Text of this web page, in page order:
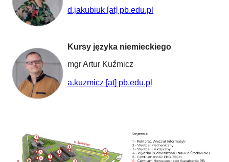
d.jakubiuk [at] pb.edu.pl
Kursy języka niemieckiego
mgr Artur Kuźmicz
a.kuzmicz [at] pb.edu.pl